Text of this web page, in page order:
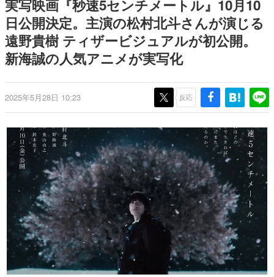
きます。
赫本
この物語を解いてはいけない。『赫本』は、〈試験問題〉
の形をした短編ホラー小説集です。
これからのデジタルゲーム市場を担う若きクリエイター達
の姿を追い、彼らのルーツと情熱を探っていきます。
ゲームに多大な影響を受けた作家さんに取材し、ゲームが
日本のコンテンツ産業やカルチャーに与えた影響を探る企
画です。
日本モバイルゲーム産業史
日本のモバイルゲーム史における主要なトピック・タイト
ルを網羅するほか、開発者へのインタビューや識者による
解説を掲載。約20年の歴史が一望できる決定版！
若ゲのいたり〜ゲームクリエイターの青春〜
『うつヌケ』『ペンと箸』等で知られるマンガ家・田中圭
一先生によるゲーム業界レポートマンガです。
なんでゲームは面白い？
実写映画『秒速5センチメートル』10月10
日公開決定。主演の松村北斗さんが演じる
遠野貴樹 ティザービジュアルが初公開。
新海誠の人気アニメが実写化
2025年5月28日 10:23 反応